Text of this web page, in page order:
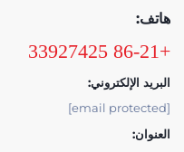
هاتف:
+86-21 33927425
البريد الإلكتروني:
[email protected]
العنوان: